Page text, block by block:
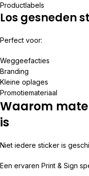
Productlabels
Los gesneden
Perfect voor:
Weggeefacties
Branding
Kleine oplages
Promotiemateriaal
Waarom
is
Niet iedere sticker is
Een ervaren Print & Sign